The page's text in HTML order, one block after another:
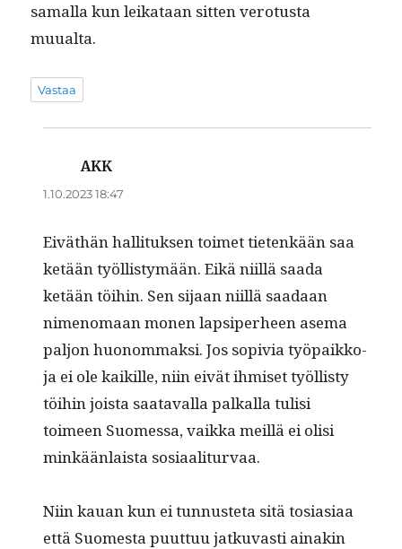
samal­la kun leikataan sit­ten vero­tus­ta
muualta.
Vastaa
AKK
1.10.2023 18:47
Eiväthän hal­li­tuk­sen toimet tietenkään saa
ketään työl­listymään. Eikä niil­lä saa­da
ketään töi­hin. Sen sijaan niil­lä saadaan
nimeno­maan mon­en lap­siper­heen ase­ma
paljon huonom­mak­si. Jos sopivia työ­paikko­
ja ei ole kaikille, niin eivät ihmiset työl­listy
töi­hin joista saataval­la pal­ka­lla tulisi
toimeen Suomes­sa, vaik­ka meil­lä ei olisi
minkään­laista sosiaaliturvaa.
Niin kauan kun ei tun­nuste­ta sitä tosi­asi­aa
että Suomes­ta puut­tuu jatku­vasti ainakin